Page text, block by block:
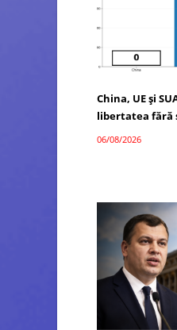
China, UE și
libertatea fără
06/08/2026